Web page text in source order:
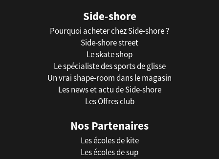
Side-shore
Pourquoi acheter chez Side-shore ?
Side-shore street
Le skate shop
Le spécialiste des sports de glisse
Un vrai shape-room dans le magasin
Les news et actu de Side-shore
Les Offres club
Nos Partenaires
Les écoles de kite
Les écoles de sup